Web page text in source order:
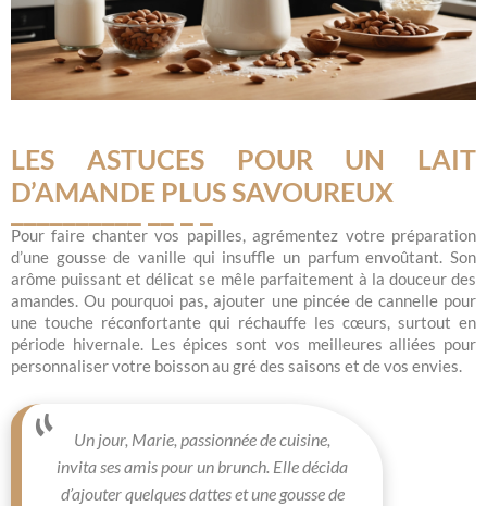
LES ASTUCES POUR UN LAIT
D’AMANDE PLUS SAVOUREUX
Pour faire chanter vos papilles, agrémentez votre préparation
d’une gousse de vanille qui insuffle un parfum envoûtant. Son
arôme puissant et délicat se mêle parfaitement à la douceur des
amandes. Ou pourquoi pas, ajouter une pincée de cannelle pour
une touche réconfortante qui réchauffe les cœurs, surtout en
période hivernale. Les épices sont vos meilleures alliées pour
personnaliser votre boisson au gré des saisons et de vos envies.
Un jour, Marie, passionnée de cuisine,
invita ses amis pour un brunch. Elle décida
d’ajouter quelques dattes et une gousse de